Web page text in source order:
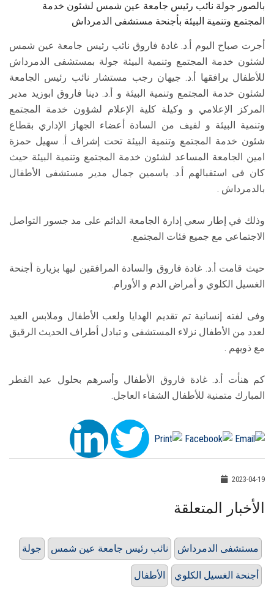
بالصور جولة نائب رئيس جامعة عين شمس لشئون خدمة
المجتمع وتنمية البيئة بأجنحة مستشفى الدمرداش
أجرت صباح اليوم أ.د. غادة فاروق نائب رئيس جامعة عين شمس
لشئون خدمة المجتمع وتنمية البيئة جولة بمستشفى الدمرداش
للأطفال يرافقها أ.د. جيهان رجب مستشار نائب رئيس الجامعة
لشئون خدمة المجتمع وتنمية البيئة و أ.د. دينا فاروق ابوزيد مدير
المركز الإعلامي و وكيلة كلية الإعلام لشؤون خدمة المجتمع
وتنمية البيئة و لفيف من السادة أعضاء الجهاز الإداري بقطاع
شئون خدمة المجتمع وتنمية البيئة تحت إشراف أ. سهيل حمزة
امين الجامعة المساعد لشئون خدمة المجتمع وتنمية البيئة حيث
كان فى استقبالهم أ.د. ياسمين جمال مدير مستشفى الأطفال
بالدمرداش .
وذلك في إطار سعي إدارة الجامعة الدائم على مد جسور التواصل
الاجتماعي مع جميع فئات المجتمع.
حيث قامت أ.د. غادة فاروق والسادة المرافقين ليها بزيارة أجنحة
الغسيل الكلوي و أمراض الدم و الأورام.
وفى لفته إنسانية تم تقديم الهدايا ولعب الأطفال وملابس العيد
لعدد من الأطفال نزلاء المستشفى و تبادل أطراف الحديث الرقيق
مع ذويهم .
كم هنأت أ.د. غادة فاروق الأطفال وأسرهم بحلول عيد الفطر
المبارك متمنية للأطفال الشفاء العاجل.
2023-04-19
الأخبار المتعلقة
جولة نائب رئيس جامعة عين شمس مستشفى الدمرداش
الأطفال أجنحة الغسيل الكلوي